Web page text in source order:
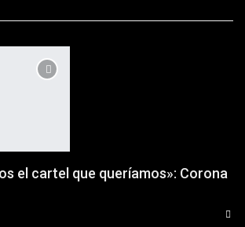
el cartel que queríamos»: Corona